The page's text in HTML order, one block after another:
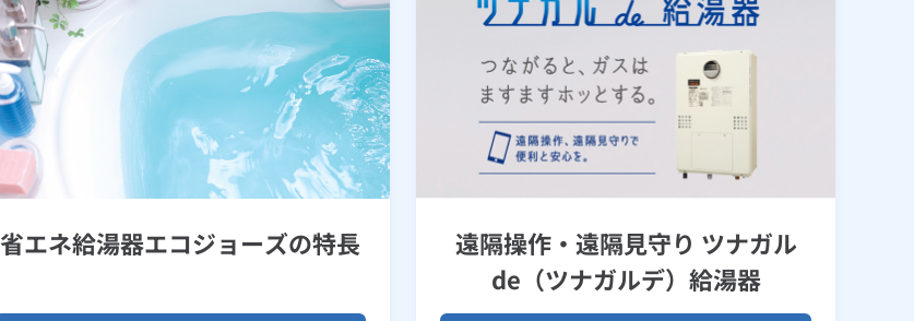
省エネ給湯器エコジョーズの特長
遠隔操作・遠隔見守り ツナガル
de（ツナガルデ）給湯器